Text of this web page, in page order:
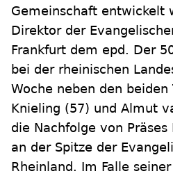
Gemeinschaft entwickelt
Direktor der
Frankfurt dem epd. Der
bei der rheinischen
Woche neben den beiden
Knieling (57) und Almut
die Nachfolge von Präses
an der Spitze der
Rheinland. Im Falle